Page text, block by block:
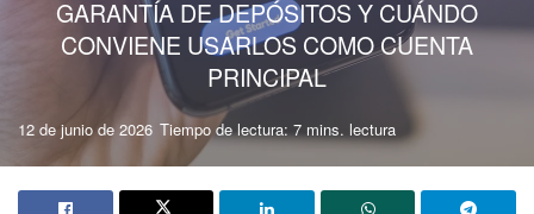
GARANTÍA DE DEPÓSITOS Y CUÁNDO
CONVIENE USARLOS COMO CUENTA
PRINCIPAL
12 de junio de 2026 Tiempo de lectura: 7 mins. lectura